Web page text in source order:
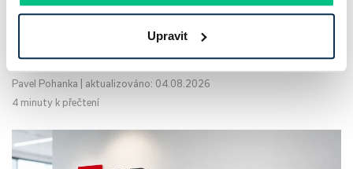
Upravit
sazby zůstávají pod tlakem a část bank pokračuje v jejich
růstu. UniCredit Bank od 27.7.2026 zvýšila hypoteční sazby
plošně o 0,1…
Pavel Pohanka
aktualizováno: 04.08.2026
4 minuty k přečtení